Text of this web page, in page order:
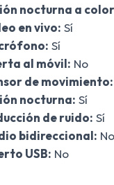
nocturna a
en vivo: Sí
Sí
al móvil: No
de movimiento:
nocturna: Sí
de ruido: Sí
bidireccional: No
USB: No